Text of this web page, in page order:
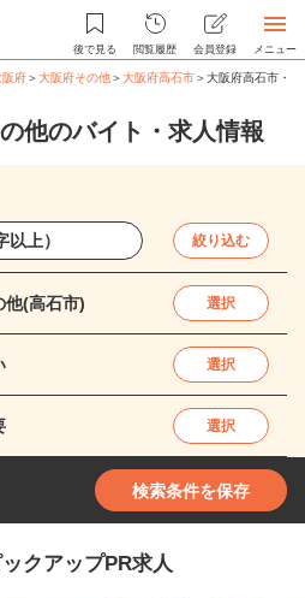
後で見る 閲覧履歴 会員登録 メニュー
阪府＞大阪府その他＞大阪府高石市＞大阪府高石市・
他のバイト・求人情報
絞り込む
他(高石市) 選択
選択
選択
検索条件を保存
クアップPR求人